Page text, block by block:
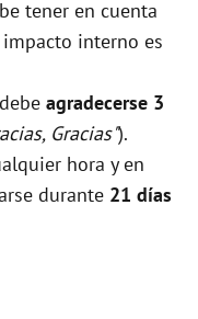
tener en cuenta
interno es
agradecerse 3
Gracias").
hora y en
durante 21 días